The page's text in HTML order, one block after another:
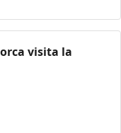
visita la